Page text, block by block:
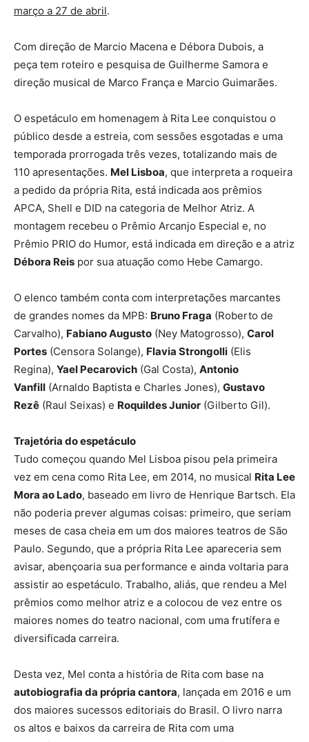
março a 27 de abril.
Com direção de Marcio Macena e Débora Dubois, a
peça tem roteiro e pesquisa de Guilherme Samora e
direção musical de Marco França e Marcio Guimarães.
O espetáculo em homenagem à Rita Lee conquistou o
público desde a estreia, com sessões esgotadas e uma
temporada prorrogada três vezes, totalizando mais de
110 apresentações. Mel Lisboa, que interpreta a roqueira
a pedido da própria Rita, está indicada aos prêmios
APCA, Shell e DID na categoria de Melhor Atriz. A
montagem recebeu o Prêmio Arcanjo Especial e, no
Prêmio PRIO do Humor, está indicada em direção e a atriz
Débora Reis por sua atuação como Hebe Camargo.
O elenco também conta com interpretações marcantes
de grandes nomes da MPB: Bruno Fraga (Roberto de
Carvalho), Fabiano Augusto (Ney Matogrosso), Carol
Portes (Censora Solange), Flavia Strongolli (Elis
Regina), Yael Pecarovich (Gal Costa), Antonio
Vanfill (Arnaldo Baptista e Charles Jones), Gustavo
Rezê (Raul Seixas) e Roquildes Junior (Gilberto Gil).
Trajetória do espetáculo
Tudo começou quando Mel Lisboa pisou pela primeira
vez em cena como Rita Lee, em 2014, no musical Rita Lee
Mora ao Lado, baseado em livro de Henrique Bartsch. Ela
não poderia prever algumas coisas: primeiro, que seriam
meses de casa cheia em um dos maiores teatros de São
Paulo. Segundo, que a própria Rita Lee apareceria sem
avisar, abençoaria sua performance e ainda voltaria para
assistir ao espetáculo. Trabalho, aliás, que rendeu a Mel
prêmios como melhor atriz e a colocou de vez entre os
maiores nomes do teatro nacional, com uma frutífera e
diversificada carreira.
Desta vez, Mel conta a história de Rita com base na
autobiografia da própria cantora, lançada em 2016 e um
dos maiores sucessos editoriais do Brasil. O livro narra
os altos e baixos da carreira de Rita com uma